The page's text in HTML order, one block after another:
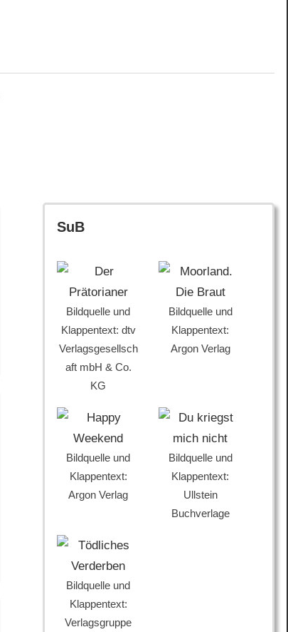
SuB
Bildquelle und
Klappentext: dtv
Verlagsgesellsch
aft mbH & Co.
KG
Bildquelle und
Klappentext:
Argon Verlag
Bildquelle und
Klappentext:
Argon Verlag
Bildquelle und
Klappentext:
Ullstein
Buchverlage
Bildquelle und
Klappentext:
Verlagsgruppe